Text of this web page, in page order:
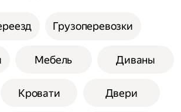
Грузоперевозки
Мебель Диваны
Кровати Двери